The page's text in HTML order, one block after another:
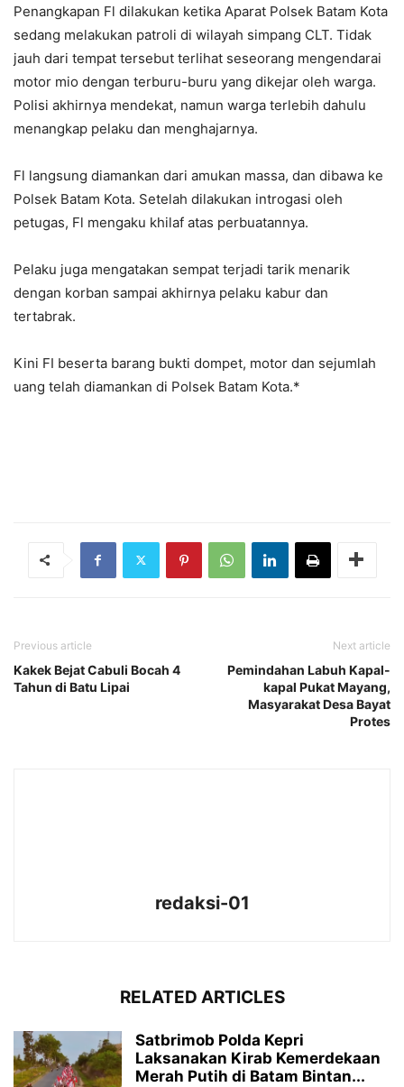
Penangkapan Fl dilakukan ketika Aparat Polsek Batam Kota
sedang melakukan patroli di wilayah simpang CLT. Tidak
jauh dari tempat tersebut terlihat seseorang mengendarai
motor mio dengan terburu-buru yang dikejar oleh warga.
Polisi akhirnya mendekat, namun warga terlebih dahulu
menangkap pelaku dan menghajarnya.
Fl langsung diamankan dari amukan massa, dan dibawa ke
Polsek Batam Kota. Setelah dilakukan introgasi oleh
petugas, Fl mengaku khilaf atas perbuatannya.
Pelaku juga mengatakan sempat terjadi tarik menarik
dengan korban sampai akhirnya pelaku kabur dan
tertabrak.
Kini FI beserta barang bukti dompet, motor dan sejumlah
uang telah diamankan di Polsek Batam Kota.*
Previous article
Kakek Bejat Cabuli Bocah 4
Tahun di Batu Lipai
Next article
Pemindahan Labuh Kapal-
kapal Pukat Mayang,
Masyarakat Desa Bayat
Protes
redaksi-01
RELATED ARTICLES
Satbrimob Polda Kepri
Laksanakan Kirab Kemerdekaan
Merah Putih di Batam Bintan...